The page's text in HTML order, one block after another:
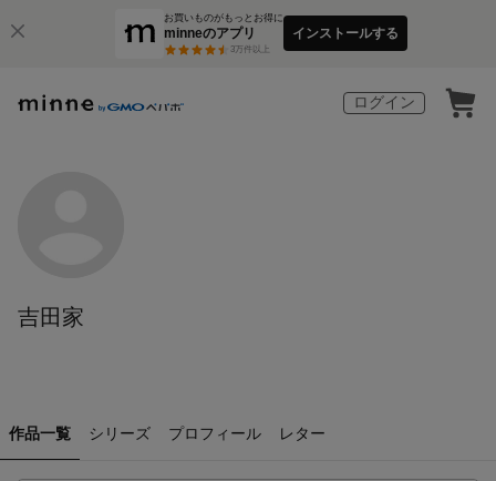
お買いものがもっとお得に
minneのアプリ
3万件以上
インストールする
ログイン
吉田家
作品一覧 シリーズ プロフィール レター